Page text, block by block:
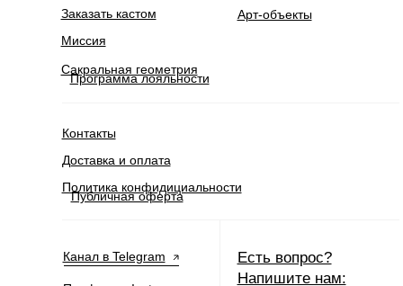
Сакральная геометрия
Программа лояльности
Политика конфидициальности
Публичная оферта
Доставка и оплата
Миссия
Арт-объекты
Заказать кастом
Контакты
Есть вопрос?
Напишите нам:
Канал в Telegram